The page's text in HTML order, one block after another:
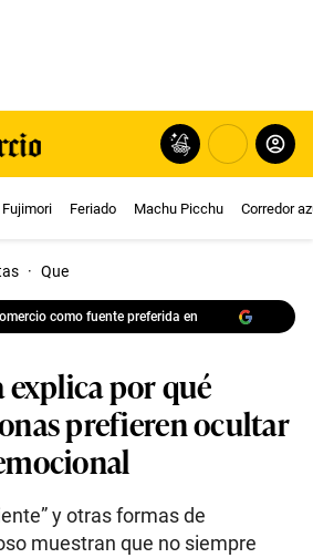
Feriado Machu Picchu Corredor
· Que
como fuente preferida en
explica por qué
prefieren ocultar
y otras formas de
muestran que no siempre